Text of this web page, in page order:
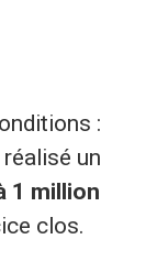
:
réalisé un
1 million
clos.